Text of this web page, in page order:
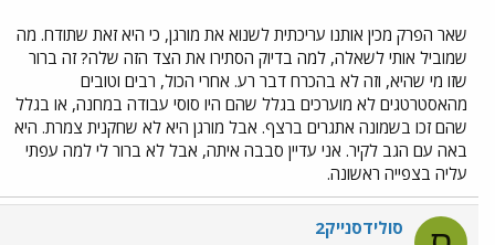
שאר הפרק מכין אותנו עריכתית לשנוא את מורגן, כי היא זאת שתודח. מה
שמוביל אותי לשאלה, למה בדיוק הסתירו את הצד הזה שלה? זה ברור
שזו מי שהיא, וזה לא בהכרח דבר רע. אחרי הכול, רבים וטובים
מהאסטרטגים לא מוערכים בגלל שהם היו סוסי עבודה במחנה, או בגלל
שהם זכו בשמונה אתגרים ברצף. אבל מורגן היא לא שחקנית צמרת. היא
באה עם הגב לקיר. אני עדיין סבבה איתה, אבל לא ברור לי למה עפתי
עליה בצפייה ראשונה.
סולידסנייק2